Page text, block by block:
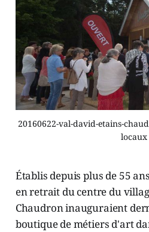
20160622-val-david-etains-
locaux
Établis depuis plus de 55
en retrait du centre du
Chaudron inauguraient
boutique de métiers d'art